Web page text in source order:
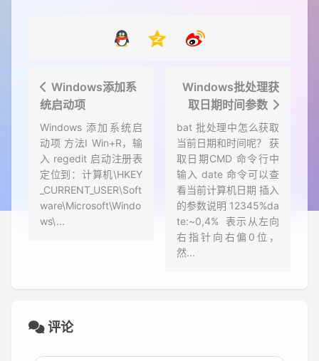
Windows添加系
统启动项
Windows 添加系统启
动项 方法Ⅰ Win+R，输
入 regedit 启动注册表
定位到：计算机\HKEY
_CURRENT_USER\Soft
ware\Microsoft\Windo
ws\...
Windows批处理获
取日期时间参数
bat 批处理中怎么获取
当前日期和时间呢？ 获
取日期CMD 命令行中
输入 date 命令可以查
看当前计算机日期 插入
的参数说明 12345%da
te:~0,4% 表示从左向
右指针向右偏0位，
然...
评论